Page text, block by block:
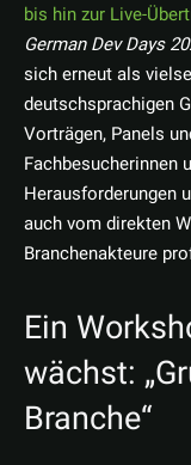
bis hin zur Live-
German Dev Days
sich erneut als
deutschsprachigen
Vorträgen, Panels
Fachbesucherinnen
Herausforderungen
auch vom direkten
Branchenakteure
Ein
wächst:
Branche“